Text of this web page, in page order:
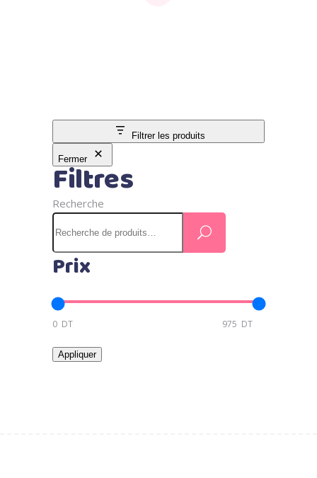
Filtrer les produits
Fermer
Filtres
Recherche
Prix
Appliquer